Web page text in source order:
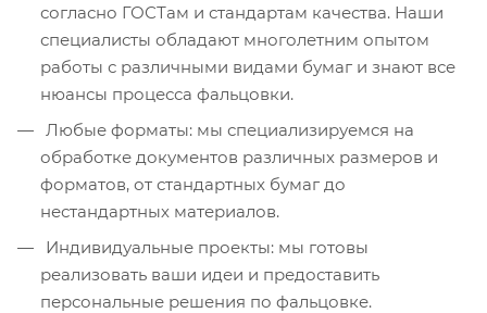
согласно ГОСТам и стандартам качества. Наши
специалисты обладают многолетним опытом
работы с различными видами бумаг и знают все
нюансы процесса фальцовки.
Любые форматы: мы специализируемся на
обработке документов различных размеров и
форматов, от стандартных бумаг до
нестандартных материалов.
Индивидуальные проекты: мы готовы
реализовать ваши идеи и предоставить
персональные решения по фальцовке.